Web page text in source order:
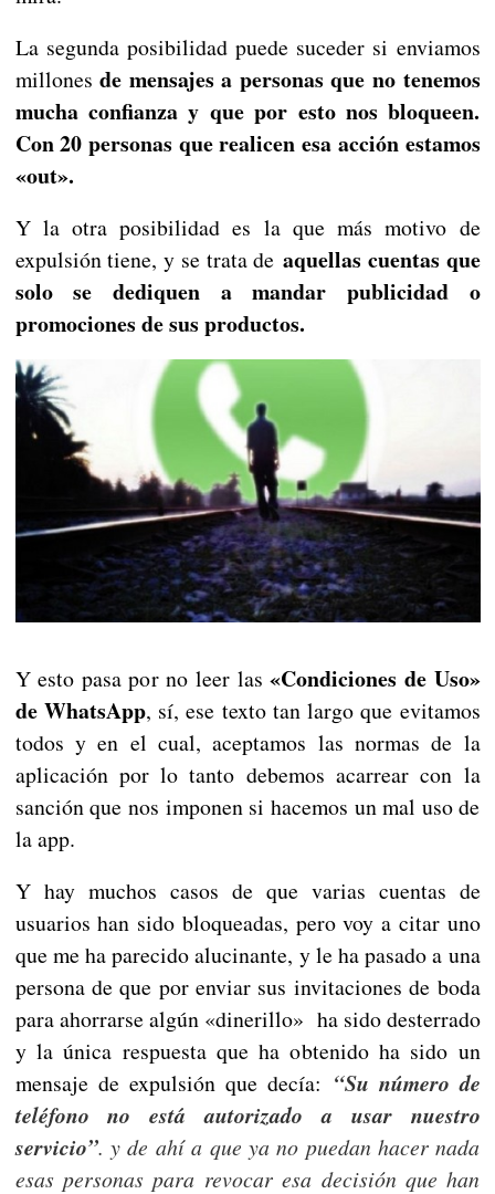
La segunda posibilidad puede suceder si enviamos
millonesde mensajes a personas que no tenemos
mucha confianza y que por esto nos bloqueen.
Con 20 personas que realicen esa acción estamos
«out».
Y la otra posibilidad es la que más motivo de
expulsión tiene, y se trata de aquellas cuentas que
solo se dediquen a mandar publicidad o
promociones de sus productos.
Y esto pasa por no leer las «Condiciones de Uso»
de WhatsApp, sí, ese texto tan largo que evitamos
todos y en el cual, aceptamos las normas de la
aplicación por lo tanto debemos acarrear con la
sanción que nos imponen si hacemos un mal uso de
la app.
Y hay muchos casos de que varias cuentas de
usuarios han sido bloqueadas, pero voy a citar uno
que me ha parecido alucinante, y le ha pasado a una
persona de que por enviar sus invitaciones de boda
para ahorrarse algún «dinerillo» ha sido desterrado
y la única respuesta que ha obtenido ha sido un
mensaje de expulsión que decía: “Su número de
teléfono no está autorizado a usar nuestro
servicio”. y de ahí a que ya no puedan hacer nada
esas personas para revocar esa decisión que han